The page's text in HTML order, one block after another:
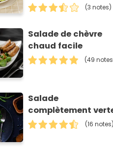
(3 notes)
Salade de chèvre
chaud facile
(49
Salade
complètement
(16 notes)